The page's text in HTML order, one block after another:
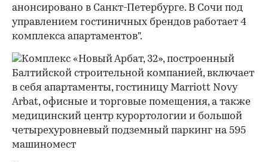
анонсировано в Санкт-Петербурге. В Сочи под
управлением гостиничных брендов работает 4
комплекса апартаментов".